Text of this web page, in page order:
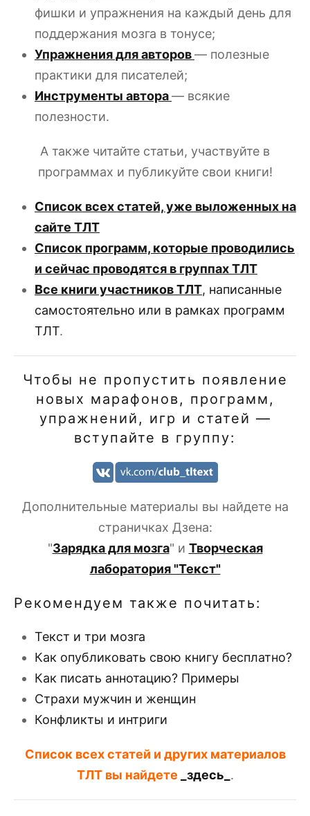
фишки и упражнения на каждый день для
поддержания мозга в тонусе;
Упражнения для авторов— полезные
практики для писателей;
Инструменты автора— всякие
полезности.
А также читайте статьи, участвуйте в
программах и публикуйте свои книги!
Список всех статей, уже выложенных на
сайте ТЛТ
Список программ, которые проводились
и сейчас проводятся в группах ТЛТ
Все книги участников ТЛТ, написанные
самостоятельно или в рамках программ
ТЛТ.
Чтобы не пропустить появление
новых марафонов, программ,
упражнений, игр и статей —
вступайте в группу:
Дополнительные материалы вы найдете на
страничках Дзена:
"Зарядка для мозга" и Творческая
лаборатория "Текст"
Рекомендуем также почитать:
Текст и три мозга
Как опубликовать свою книгу бесплатно?
Как писать аннотацию? Примеры
Страхи мужчин и женщин
Конфликты и интриги
Список всех статей и других материалов
ТЛТ вы найдете
_здесь_ .